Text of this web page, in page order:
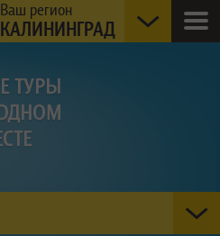
Ваш регион
КАЛИНИНГРАД